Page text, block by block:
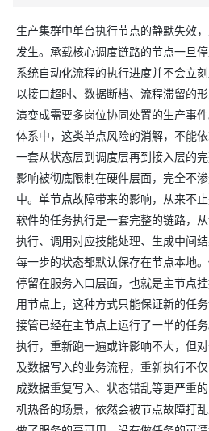
生产集群中单台执行节点的静默失效
发生。承载核心调度链路的节点一旦
系统自动化流程的执行进度并不会立
以接口超时、数据断档、流程滞留的
演变成需要多岗位协同处置的生产事
体系中，这类单点风险的消解，不能
一套从状态层到调度层再到接入层的
影响被彻底限制在硬件层面，完全不
中。单节点故障带来的影响，从来不
软件的任务执行是一套完整的链路，
执行、调用对应技能处理、生成中间
每一步的状态都默认保存在节点本地
停留在服务入口层面，也就是主节点
用节点上，这种方式只能保证新的任
接管已经在主节点上运行了一半的任
执行，重新跑一遍或许影响不大，但
及数据写入的业务流程，重新执行不
成数据重复写入、状态错乱等更严重
机热备的场景，依然会被节点故障打